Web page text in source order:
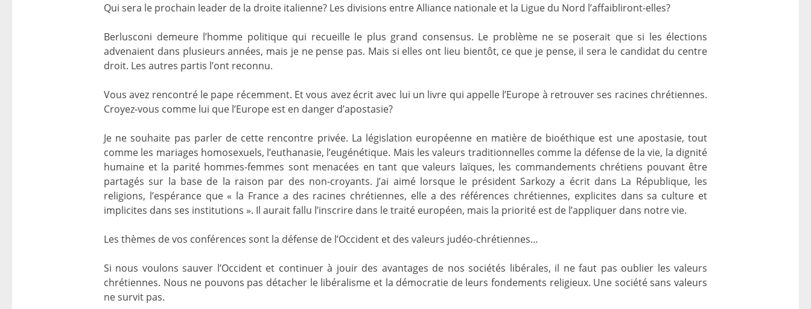
Qui sera le prochain leader de la droite italienne? Les divisions entre Alliance nationale et la Ligue du Nord l’affaibliront-elles?
Berlusconi demeure l’homme politique qui recueille le plus grand consensus. Le problème ne se poserait que si les élections
advenaient dans plusieurs années, mais je ne pense pas. Mais si elles ont lieu bientôt, ce que je pense, il sera le candidat du centre
droit. Les autres partis l’ont reconnu.
Vous avez rencontré le pape récemment. Et vous avez écrit avec lui un livre qui appelle l’Europe à retrouver ses racines chrétiennes.
Croyez-vous comme lui que l’Europe est en danger d’apostasie?
Je ne souhaite pas parler de cette rencontre privée. La législation européenne en matière de bioéthique est une apostasie, tout
comme les mariages homosexuels, l’euthanasie, l’eugénétique. Mais les valeurs traditionnelles comme la défense de la vie, la dignité
humaine et la parité hommes-femmes sont menacées en tant que valeurs laïques, les commandements chrétiens pouvant être
partagés sur la base de la raison par des non-croyants. J’ai aimé lorsque le président Sarkozy a écrit dans La République, les
religions, l’espérance que « la France a des racines chrétiennes, elle a des références chrétiennes, explicites dans sa culture et
implicites dans ses institutions ». Il aurait fallu l’inscrire dans le traité européen, mais la priorité est de l’appliquer dans notre vie.
Les thèmes de vos conférences sont la défense de l’Occident et des valeurs judéo-chrétiennes…
Si nous voulons sauver l’Occident et continuer à jouir des avantages de nos sociétés libérales, il ne faut pas oublier les valeurs
chrétiennes. Nous ne pouvons pas détacher le libéralisme et la démocratie de leurs fondements religieux. Une société sans valeurs
ne survit pas.